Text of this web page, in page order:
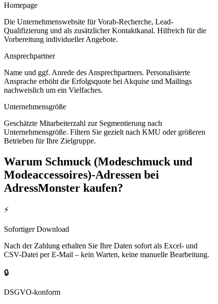
Homepage
Die Unternehmenswebsite für Vorab-Recherche, Lead-
Qualifizierung und als zusätzlicher Kontaktkanal. Hilfreich für die
Vorbereitung individueller Angebote.
Ansprechpartner
Name und ggf. Anrede des Ansprechpartners. Personalisierte
Ansprache erhöht die Erfolgsquote bei Akquise und Mailings
nachweislich um ein Vielfaches.
Unternehmensgröße
Geschätzte Mitarbeiterzahl zur Segmentierung nach
Unternehmensgröße. Filtern Sie gezielt nach KMU oder größeren
Betrieben für Ihre Zielgruppe.
Warum Schmuck (Modeschmuck und
Modeaccessoires)-Adressen bei
AdressMonster kaufen?
⚡
Sofortiger Download
Nach der Zahlung erhalten Sie Ihre Daten sofort als Excel- und
CSV-Datei per E-Mail – kein Warten, keine manuelle Bearbeitung.
🔒
DSGVO-konform